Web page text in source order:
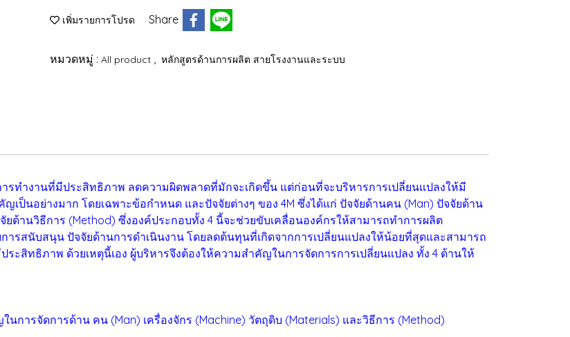
เพิ่มรายการโปรด Share
หมวดหมู่ : All product หลักสูตรด้านการผลิต สายโรงงานและระบบ
ำงานที่มีประสิทธิภาพ ลดความผิดพลาดที่มักจะเกิดขึ้น แต่ก่อนที่จะบริหารการเปลี่ยนแปลงให้มี
เป็นอย่างมาก โดยเฉพาะข้อกำหนด และปัจจัยต่างๆ ของ 4M ซึ่งได้แก่ ปัจจัยด้านคน (Man) ปัจจัยด้าน
ยด้านวิธีการ (Method) ซึ่งองค์ประกอบทั้ง 4 นี้จะช่วยขับเคลื่อนองค์กรให้สามารถทำการผลิต
สนับสนุน ปัจจัยด้านการดำเนินงาน โดยลดต้นทุนที่เกิดจากการเปลี่ยนแปลงให้น้อยที่สุดและสามารถ
ะสิทธิภาพ ด้วยเหตุนี้เอง ผู้บริหารจึงต้องให้ความสำคัญในการจัดการการเปลี่ยนแปลง ทั้ง 4 ด้านให้
การจัดการด้าน คน (Man) เครื่องจักร (Machine) วัตถุดิบ (Materials) และวิธีการ (Method)